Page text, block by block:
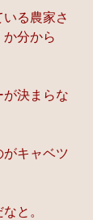
る農家さ
分から
決まらな
がキャベツ
と。